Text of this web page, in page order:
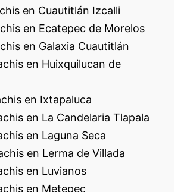
en Cuautitlán Izcalli
en Ecatepec de Morelos
en Galaxia Cuautitlán
en Huixquilucan de
en Ixtapaluca
en La Candelaria Tlapala
en Laguna Seca
en Lerma de Villada
en Luvianos
en Metepec